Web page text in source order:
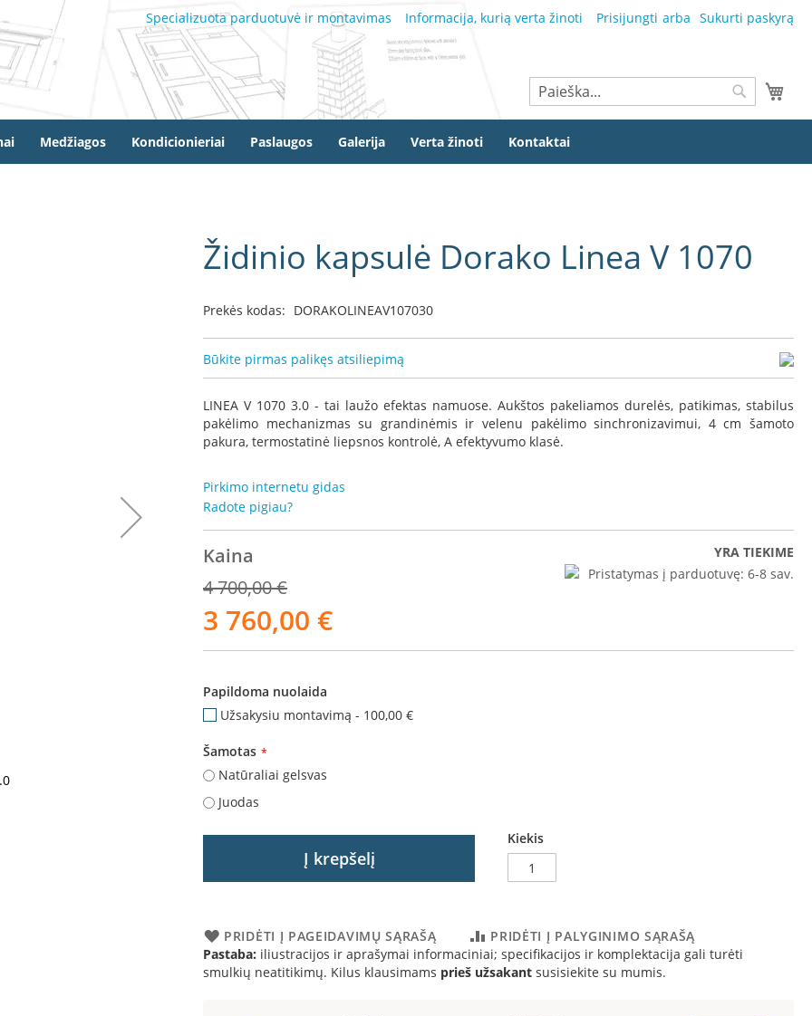
Specializuota parduotuvė ir montavimas Informacija, kurią verta žinoti Prisijungti Sukurti paskyrą
Ieškoti
Ieškoti
Medžiagos Kondicionieriai Paslaugos Galerija Verta žinoti Kontaktai
Židinio kapsulė Dorako Linea V 1070
Prekės kodas: DORAKOLINEAV107030
Būkite pirmas palikęs atsiliepimą
LINEA V 1070 3.0 - tai laužo efektas namuose. Aukštos pakeliamos durelės, patikimas, stabilus
pakėlimo mechanizmas su grandinėmis ir velenu pakėlimo sinchronizavimui, 4 cm šamoto
pakura, termostatinė liepsnos kontrolė, A efektyvumo klasė.
Pirkimo internetu gidas
Radote pigiau?
Kaina
4 700,00 €
Akcija
3 760,00 €
YRA TIEKIME
Pristatymas į parduotuvę: 6-8 sav.
Papildoma nuolaida
Užsakysiu montavimą - 100,00 €
Šamotas
Natūraliai gelsvas
Juodas
Kiekis
Į krepšelį
PRIDĖTI Į PAGEIDAVIMŲ SĄRAŠĄ
PRIDĖTI Į PALYGINIMO SĄRAŠĄ
Pastaba: iliustracijos ir aprašymai informaciniai; specifikacijos ir komplektacija gali turėti
smulkių neatitikimų. Kilus klausimams prieš užsakant susisiekite su mumis.